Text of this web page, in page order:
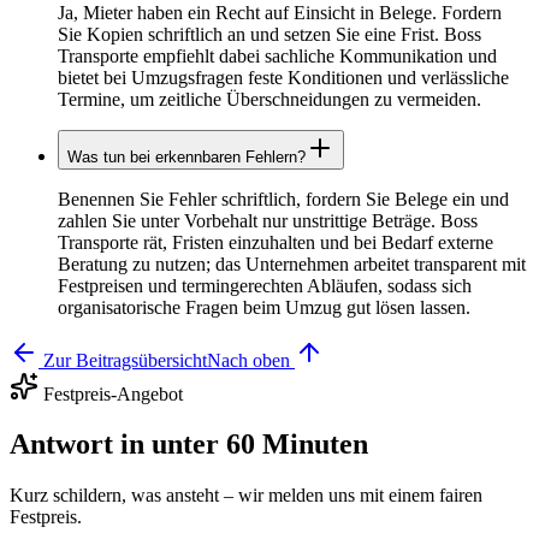
Ja, Mieter haben ein Recht auf Einsicht in Belege. Fordern
Sie Kopien schriftlich an und setzen Sie eine Frist. Boss
Transporte empfiehlt dabei sachliche Kommunikation und
bietet bei Umzugsfragen feste Konditionen und verlässliche
Termine, um zeitliche Überschneidungen zu vermeiden.
Was tun bei erkennbaren Fehlern?
Benennen Sie Fehler schriftlich, fordern Sie Belege ein und
zahlen Sie unter Vorbehalt nur unstrittige Beträge. Boss
Transporte rät, Fristen einzuhalten und bei Bedarf externe
Beratung zu nutzen; das Unternehmen arbeitet transparent mit
Festpreisen und termingerechten Abläufen, sodass sich
organisatorische Fragen beim Umzug gut lösen lassen.
Zur BeitragsübersichtNach oben
Festpreis-Angebot
Antwort in unter 60 Minuten
Kurz schildern, was ansteht – wir melden uns mit einem fairen
Festpreis.